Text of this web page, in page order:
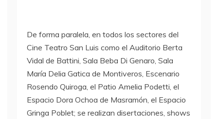
De forma paralela, en todos los sectores del
Cine Teatro San Luis como el Auditorio Berta
Vidal de Battini, Sala Beba Di Genaro, Sala
María Delia Gatica de Montiveros, Escenario
Rosendo Quiroga, el Patio Amelia Podetti, el
Espacio Dora Ochoa de Masramón, el Espacio
Gringa Poblet; se realizan disertaciones, shows